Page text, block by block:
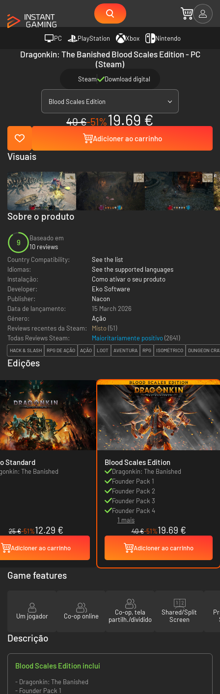
PC PlayStation Xbox Nintendo
Dragonkin: The Banished Blood Scales Edition - PC
(Steam)
Steam Download digital
Blood Scales Edition
40 €-51%19.69 €
Adicioner ao carrinho
Sobre o produto
9
Baseado em
10 reviews
Country Compatibility:
See the list
Idiomas:
See the supported languages
Instalação:
Como ativar o seu produto
Developer:
Eko Software
Publisher:
Nacon
Data de lançamento:
15 March 2026
Género:
Ação
Reviews recentes da Steam:
Misto(51)
Todas Reviews Steam:
Maioritariamente positivo(2641)
HACK & SLASH RPG DE AÇÃO AÇÃO LOOT AVENTURA RPG ISOMÉTRICO DUNGEON
Edições
Standard
The Banished
25 €-51%12.29 €
Adicioner ao carrinho
Blood Scales Edition
Dragonkin: The Banished
Founder Pack 1
Founder Pack 2
Founder Pack 3
Founder Pack 4
1 mais
40 €-51%19.69 €
Adicioner ao carrinho
Visuais
Game features
Um jogador Co-op online
Co-op, tela
partilh./dividido
Shared/Split
Screen
Descrição
Blood Scales Edition inclui
- Dragonkin: The Banished
- Founder Pack 1